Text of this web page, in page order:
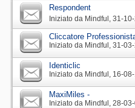
Respondent
Iniziato da Mindful‎, 31-
Cliccatore
Iniziato da Mindful‎, 31-
Identiclic
Iniziato da Mindful‎, 16-
MaxiMiles -
Iniziato da Mindful‎, 28-